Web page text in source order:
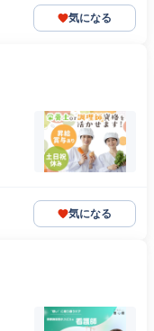
気になる
気になる